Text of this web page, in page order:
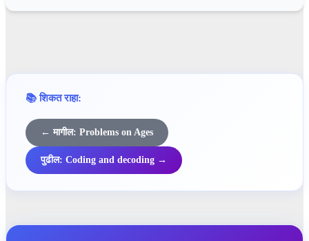
📚 शिकत राहा:
← मागील: Problems on Ages
पुढील: Coding and decoding →